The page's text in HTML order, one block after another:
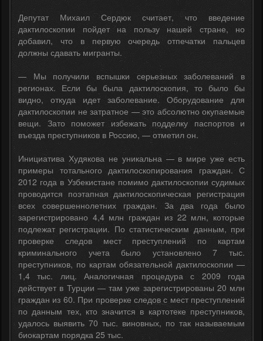
Депутат Михаил Сердюк считает, что введение
дактилоскопии пойдет на пользу нашей стране, но
добавил, что в первую очередь отпечатки пальцев
должны сдавать мигранты.
— Мы получили вспышки серьезных заболеваний в
регионах. Если бы была дактилоскопия, то было бы
видно, откуда идет заболевание. Оборудование для
дактилоскопии не затратное — это абсолютно окупаемые
вещи. Зато поможет избежать подделку паспортов и
въезда преступников в Россию, — отметил он.
Инициатива Худякова не уникальна — в мире уже есть
примеры тотального дактилоскопирования граждан. С
2012 года в Узбекистане помимо дактилоскопии судимых
проводится поэтапная дактилоскопическая регистрация
всех совершеннолетних граждан. За два года было
зарегистрировано 4,4 млн граждан из 22 млн, которые
подлежат регистрации. По статистическим данным, при
проверке следов мест преступлений по картам
криминального учета было установлено 7 тыс.
преступников, по картам обязательной дактилоскопии —
1,4 тыс. лиц. Аналогичная процедура с 2009 года
действует в Турции — там уже зарегистрированы 20 млн
граждан из 60. При проверке следов с мест преступлений
по данным тех, кто значится в картотеке преступников,
удалось выявить 70 тыс. виновных, по так называемым
биокартам порядка 25 тыс.